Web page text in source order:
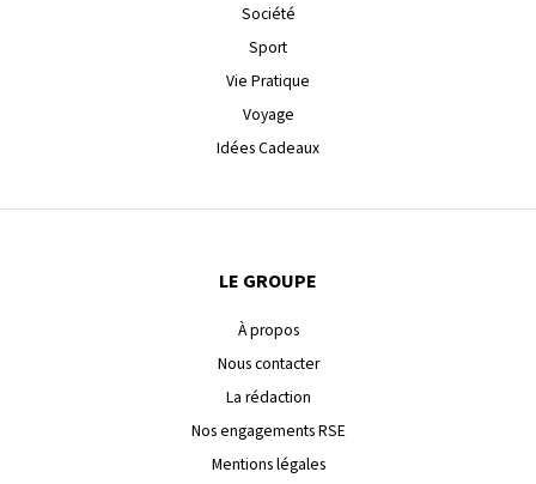
Société
Sport
Vie Pratique
Voyage
Idées Cadeaux
LE GROUPE
À propos
Nous contacter
La rédaction
Nos engagements RSE
Mentions légales